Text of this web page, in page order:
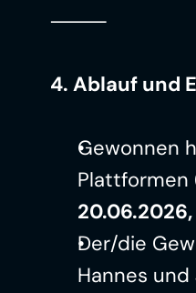
⸻
4. Ablauf und
Gewonnen
20.06.2026,
Der/die
Hannes